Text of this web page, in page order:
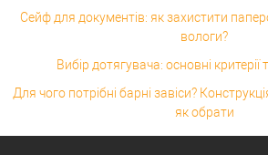
Сейф для документів: як захистити
вологи?
Вибір дотягувача: основні критерії
Для чого потрібні барні завіси?
як обрати